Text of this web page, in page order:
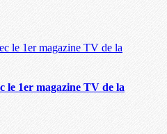
le 1er magazine TV de la